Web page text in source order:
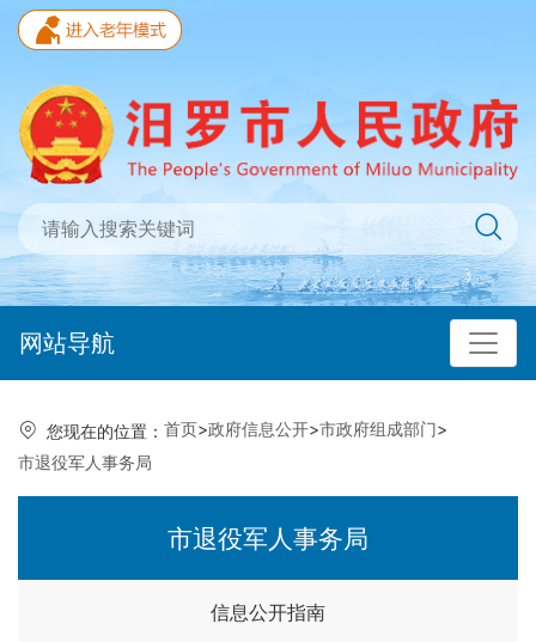
网站导航
您现在的位置： 首页>政府信息公开>市政府组成部门>
市退役军人事务局
市退役军人事务局
信息公开指南